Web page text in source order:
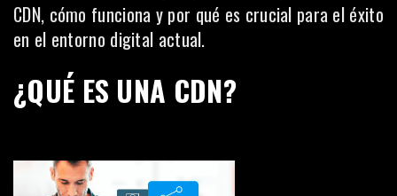
CDN, cómo funciona y por qué es crucial para el éxito
en el entorno digital actual.
¿QUÉ ES UNA CDN?